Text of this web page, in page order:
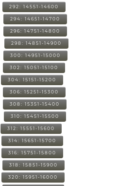
292: 14551-14600
294: 14651-14700
296: 14751-14800
298: 14851-14900
300: 14951-15000
302: 15051-15100
304: 15151-15200
306: 15251-15300
308: 15351-15400
310: 15451-15500
312: 15551-15600
314: 15651-15700
316: 15751-15800
318: 15851-15900
320: 15951-16000